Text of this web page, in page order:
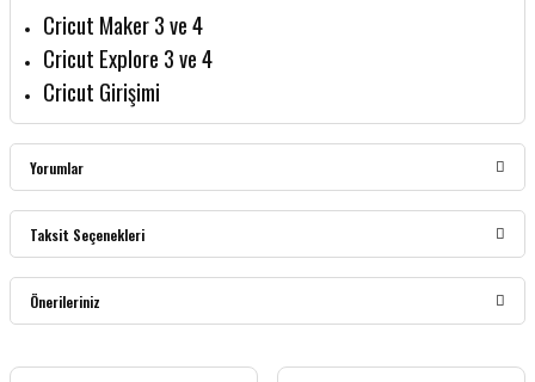
Cricut Maker 3 ve 4
Cricut Explore 3 ve 4
Cricut Girişimi
Yorumlar
Bu ürüne ilk yorumu siz yapın!
Taksit Seçenekleri
Önerileriniz
Bu ürünün fiyat bilgisi, resim, ürün açıklamalarında ve diğer konularda yetersiz